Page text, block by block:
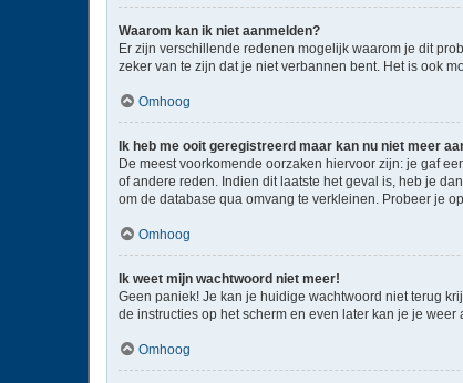
Waarom kan ik niet aanmelden?
Er zijn verschillende redenen mogelijk waarom je dit
zeker van te zijn dat je niet verbannen bent. Het is ook
Omhoog
Ik heb me ooit geregistreerd maar kan nu niet meer
De meest voorkomende oorzaken hiervoor zijn: je gaf
of andere reden. Indien dit laatste het geval is, heb je
om de database qua omvang te verkleinen. Probeer je
Omhoog
Ik weet mijn wachtwoord niet meer!
Geen paniek! Je kan je huidige wachtwoord niet terug
de instructies op het scherm en even later kan je je weer
Omhoog